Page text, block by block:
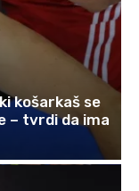
košarkaš se
– tvrdi da ima